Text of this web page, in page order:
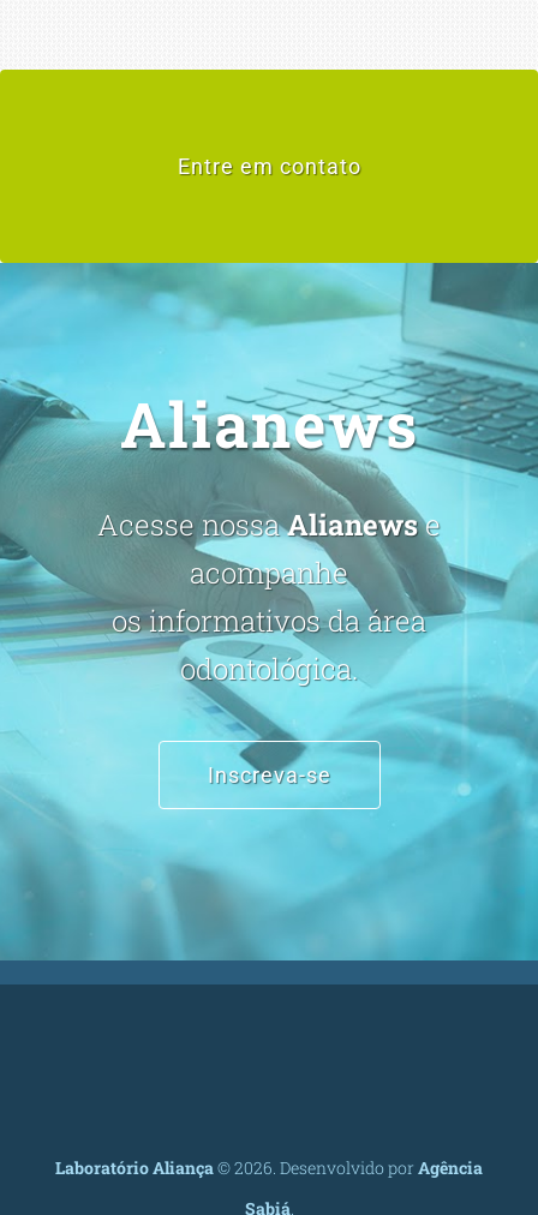
Entre em contato
Alianews
Acesse nossaAlianewse
acompanhe
os informativos da área
odontológica.
Inscreva-se
Laboratório Aliança ©2026. Desenvolvido por Agência
Sabiá